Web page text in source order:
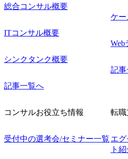
総合コンサル概要
ITコンサル概要
シンクタンク概要
記事一覧へ
ケ
Web
記
コンサルお役立ち情報
受付中の選考会/セミナー一覧
転職
エ
ト